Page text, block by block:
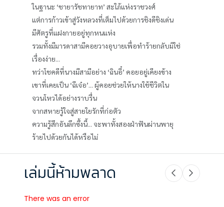
ในฐานะ ‘ชายารัชทายาท’ สะใภ้แห่งราชวงศ์
แต่การก้าวเข้าสู่วังหลวงที่เต็มไปด้วยการชิงดีชิงเด่น
มีศัตรูที่แฝงกายอยู่ทุกหนแห่ง
รวมทั้งมีมารดาสามีคอยวางอุบายเพื่อทำร้ายกลับมิใช่
เรื่องง่าย...
ทว่าโชคดีที่นางมีสามีอย่าง ‘ฉินอี๋’ คอยอยู่เคียงข้าง
เขาที่เคยเป็น ‘ฉีเจ๋อ’... ผู้คอยช่วยให้นางใช้ชีวิตใน
จวนโหวได้อย่างราบรื่น
จากสหายรู้ใจสู่สายใยรักที่ก่อตัว
ความรู้สึกอันลึกซึ้งนี้... จะพาทั้งสองฝ่าฟันผ่านพายุ
ร้ายไปด้วยกันได้หรือไม่
เล่มนี้ห้ามพลาด
There was an error